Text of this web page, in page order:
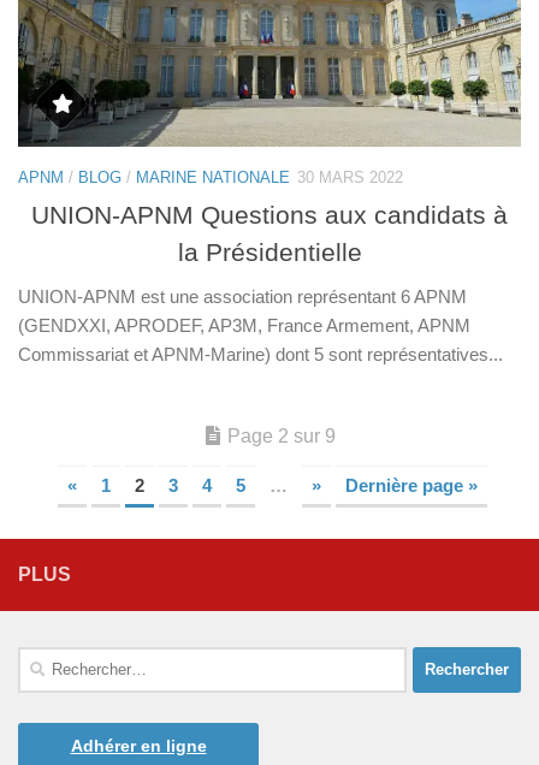
APNM / BLOG / MARINE NATIONALE 30 MARS 2022
UNION-APNM Questions aux candidats à
la Présidentielle
UNION-APNM est une association représentant 6 APNM
(GENDXXI, APRODEF, AP3M, France Armement, APNM
Commissariat et APNM-Marine) dont 5 sont représentatives...
Page 2 sur 9
« 1 2 3 4 5 … » Dernière page »
PLUS
Rechercher :
Adhérer en ligne